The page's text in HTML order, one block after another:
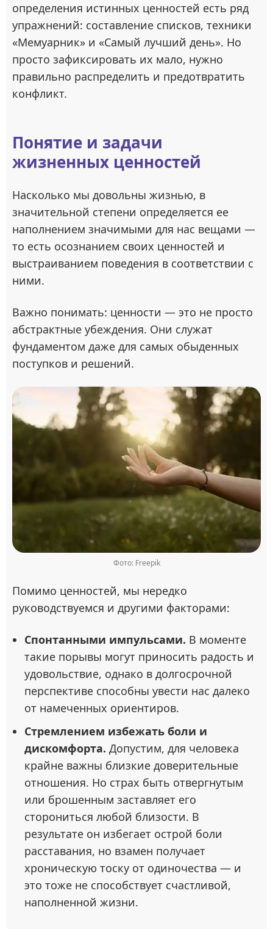
определения истинных ценностей есть ряд
упражнений: составление списков, техники
«Мемуарник» и «Самый лучший день». Но
просто зафиксировать их мало, нужно
правильно распределить и предотвратить
конфликт.
Понятие и задачи
жизненных ценностей
Насколько мы довольны жизнью, в
значительной степени определяется ее
наполнением значимыми для нас вещами —
то есть осознанием своих ценностей и
выстраиванием поведения в соответствии с
ними.
Важно понимать: ценности — это не просто
абстрактные убеждения. Они служат
фундаментом даже для самых обыденных
поступков и решений.
Фото: Freepik
Помимо ценностей, мы нередко
руководствуемся и другими факторами:
Спонтанными импульсами. В моменте
такие порывы могут приносить радость и
удовольствие, однако в долгосрочной
перспективе способны увести нас далеко
от намеченных ориентиров.
Стремлением избежать боли и
дискомфорта. Допустим, для человека
крайне важны близкие доверительные
отношения. Но страх быть отвергнутым
или брошенным заставляет его
сторониться любой близости. В
результате он избегает острой боли
расставания, но взамен получает
хроническую тоску от одиночества — и
это тоже не способствует счастливой,
наполненной жизни.